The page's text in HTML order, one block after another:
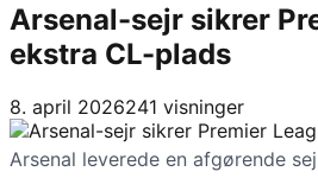
Arsenal-sejr sikrer
ekstra CL-plads
8. april 2026241 visninger
Arsenal leverede en afgørende